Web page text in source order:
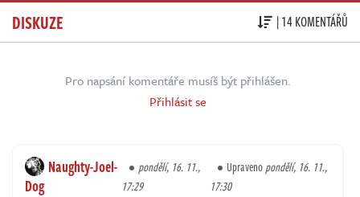
DISKUZE | 14 KOMENTÁŘŮ
Pro napsání komentáře musíš být přihlášen.
Přihlásit se
Naughty-Joel-
Dog
pondělí, 16. 11.,
17:29
Upravenopondělí, 16. 11.,
17:30